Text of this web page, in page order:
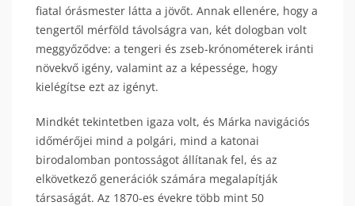
fiatal órásmester látta a jövőt. Annak ellenére, hogy a
tengertől mérföld távolságra van, két dologban volt
meggyőződve: a tengeri és zseb-krónométerek iránti
növekvő igény, valamint az a képessége, hogy
kielégítse ezt az igényt.
Mindkét tekintetben igaza volt, és Márka navigációs
időmérőjei mind a polgári, mind a katonai
birodalomban pontosságot állítanak fel, és az
elkövetkező generációk számára megalapítják
társaságát. Az 1870-es évekre több mint 50